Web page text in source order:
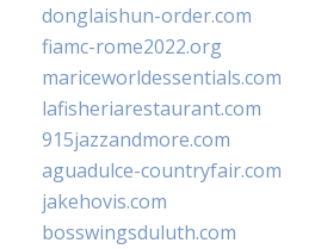
donglaishun-order.com
fiamc-rome2022.org
mariceworldessentials.com
lafisheriarestaurant.com
915jazzandmore.com
aguadulce-countryfair.com
jakehovis.com
bosswingsduluth.com